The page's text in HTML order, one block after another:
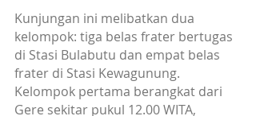
Kunjungan ini melibatkan dua
kelompok: tiga belas frater bertugas
di Stasi Bulabutu dan empat belas
frater di Stasi Kewagunung.
Kelompok pertama berangkat dari
Gere sekitar pukul 12.00 WITA,